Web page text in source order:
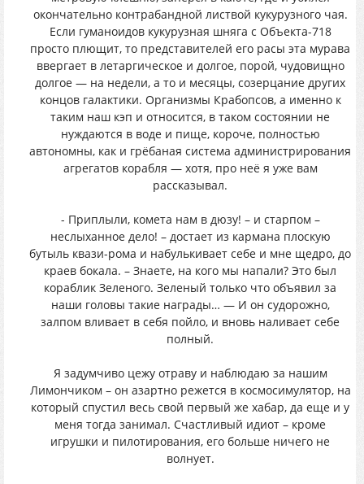
окончательно контрабандной листвой кукурузного чая.
Если гуманоидов кукурузная шняга с Объекта-718
просто плющит, то представителей его расы эта мурава
ввергает в летаргическое и долгое, порой, чудовищно
долгое — на недели, а то и месяцы, созерцание других
концов галактики. Организмы Крабопсов, а именно к
таким наш кэп и относится, в таком состоянии не
нуждаются в воде и пище, короче, полностью
автономны, как и грёбаная система администрирования
агрегатов корабля — хотя, про неё я уже вам
рассказывал.
- Приплыли, комета нам в дюзу! – и старпом –
неслыханное дело! – достает из кармана плоскую
бутыль квази-рома и набулькивает себе и мне щедро, до
краев бокала. – Знаете, на кого мы напали? Это был
кораблик Зеленого. Зеленый только что объявил за
наши головы такие награды… — И он судорожно,
залпом вливает в себя пойло, и вновь наливает себе
полный.
Я задумчиво цежу отраву и наблюдаю за нашим
Лимончиком – он азартно режется в космосимулятор, на
который спустил весь свой первый же хабар, да еще и у
меня тогда занимал. Счастливый идиот – кроме
игрушки и пилотирования, его больше ничего не
волнует.